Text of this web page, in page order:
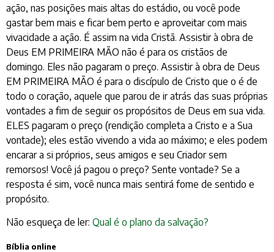
ação, nas posições mais altas do estádio, ou você pode
gastar bem mais e ficar bem perto e aproveitar com mais
vivacidade a ação. É assim na vida Cristã. Assistir à obra de
Deus EM PRIMEIRA MÃO não é para os cristãos de
domingo. Eles não pagaram o preço. Assistir à obra de Deus
EM PRIMEIRA MÃO é para o discípulo de Cristo que o é de
todo o coração, aquele que parou de ir atrás das suas próprias
vontades a fim de seguir os propósitos de Deus em sua vida.
ELES pagaram o preço (rendição completa a Cristo e a Sua
vontade); eles estão vivendo a vida ao máximo; e eles podem
encarar a si próprios, seus amigos e seu Criador sem
remorsos! Você já pagou o preço? Sente vontade? Se a
resposta é sim, você nunca mais sentirá fome de sentido e
propósito.
Não esqueça de ler: Qual é o plano da salvação?
Bíblia online